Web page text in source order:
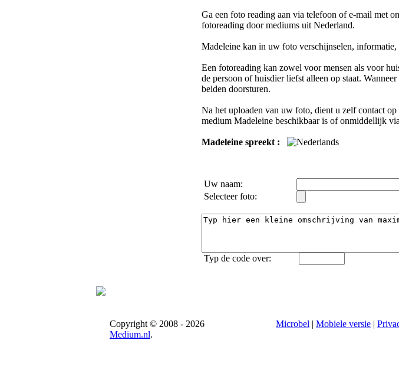
Ga een foto reading aan via telefoon of e-mail met
fotoreading door mediums uit Nederland.
Madeleine kan in uw foto verschijnselen,
Een fotoreading kan zowel voor mensen als voor
de persoon of huisdier liefst alleen op staat.
beiden doorsturen.
Na het uploaden van uw foto, dient u zelf contact op
medium Madeleine beschikbaar is of onmiddellijk
Madeleine spreekt :
Uw naam:
Selecteer foto:
Typ de code over:
Copyright © 2008 - 2026
Medium.nl.
Microbel | Mobiele versie |